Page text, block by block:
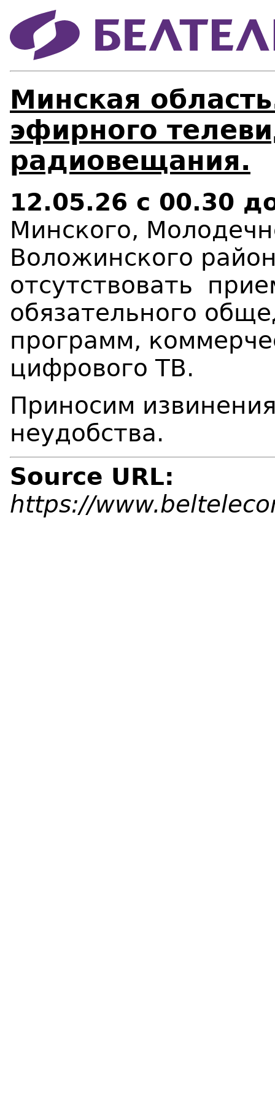
Минская
эфирного
радиовещания.
12.05.26 с 00.30
Минского,
Воложинского
отсутствовать
обязательного
программ,
цифрового ТВ.
Приносим
неудобства.
Source URL:
https://